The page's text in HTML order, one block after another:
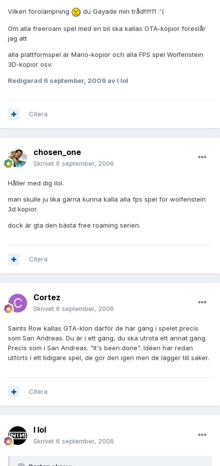
Vilken förolämpning du Gayade min tråd!!!!!11 :'(
Om alla freeroam spel med en bil ska kallas GTA-kopior föreslår
jag att
alla plattformspel är Mario-kopior och alla FPS spel Wolfenstein
3D-kopior osv.
Redigerad 6 september, 2006 av I lol
Citera
chosen_one
Skrivet 6 september, 2006
Håller med dig ilol.
man skulle ju lika gärna kunna kalla alla fps spel för wolfenstein
3d kopior.
dock är gta den bästa free roaming serien.
Citera
Cortez
Skrivet 6 september, 2006
Saints Row kallas GTA-klon därför de har gäng i spelet precis
som San Andreas. Du är i ett gäng, du ska utrota ett annat gäng.
Precis som i San Andreas. "It's been done". Idéen har redan
utförts i ett tidigare spel, de gör den igen men de lägger till saker.
Citera
I lol
Skrivet 6 september, 2006